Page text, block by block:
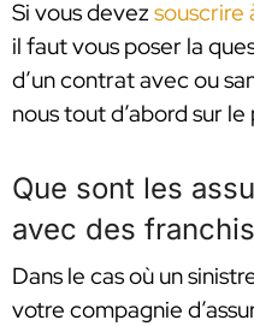
Si vous devezsouscrire
il faut vous poser la
d’un contrat avec ou
nous tout d’abord sur
Que sont les
avec des
Dans le cas où un
votre compagnie